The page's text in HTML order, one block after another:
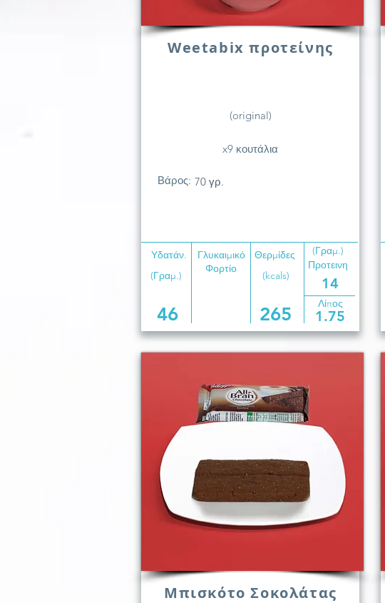
Weetabix προτείνης
(original)
x9 κουτάλια
Βάρος: 70 γρ.
Υδατάν.
Γλυκαιμικό
Φορτίο
(Γραμ.)
Θερμίδες
(kcals)
Προτεινη
14
(Γραμ.)
46 265 Λίπος
1.75
Μπισκότο Σοκολάτας